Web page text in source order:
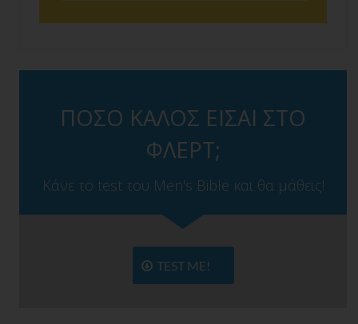
ΠΟΣΟ ΚΑΛΟΣ ΕΙΣΑΙ ΣΤΟ
ΦΛΕΡΤ;
Κάνε το test του Men's Bible και θα μάθεις!
TEST ME!